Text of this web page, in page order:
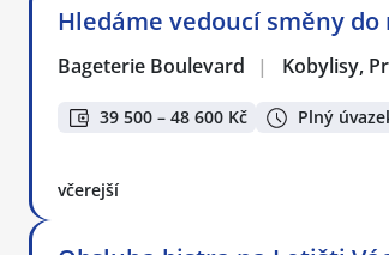
Hledáme vedoucí směny do
Bageterie Boulevard | Kobylisy,
39 500 – 48 600 Kč Plný
včerejší